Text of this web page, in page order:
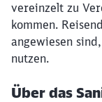
vereinzelt zu
kommen.
angewiesen
nutzen.
Über das